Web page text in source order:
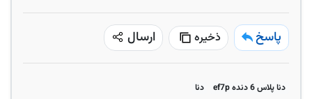
پاسخ ذخیره ارسال
دنا پلاس 6 دنده ef7p دنا